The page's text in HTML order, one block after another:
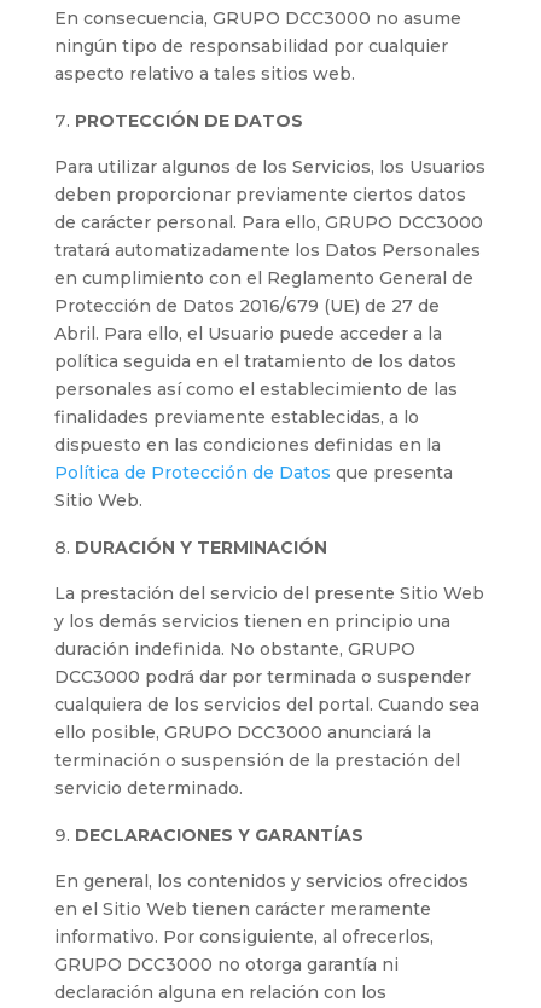
En consecuencia, GRUPO DCC3000 no asume
ningún tipo de responsabilidad por cualquier
aspecto relativo a tales sitios web.
PROTECCIÓN DE DATOS
Para utilizar algunos de los Servicios, los Usuarios
deben proporcionar previamente ciertos datos
de carácter personal. Para ello, GRUPO DCC3000
tratará automatizadamente los Datos Personales
en cumplimiento con el Reglamento General de
Protección de Datos 2016/679 (UE) de 27 de
Abril. Para ello, el Usuario puede acceder a la
política seguida en el tratamiento de los datos
personales así como el establecimiento de las
finalidades previamente establecidas, a lo
dispuesto en las condiciones definidas en la
Política de Protección de Datos que presenta
Sitio Web.
DURACIÓN Y TERMINACIÓN
La prestación del servicio del presente Sitio Web
y los demás servicios tienen en principio una
duración indefinida. No obstante, GRUPO
DCC3000 podrá dar por terminada o suspender
cualquiera de los servicios del portal. Cuando sea
ello posible, GRUPO DCC3000 anunciará la
terminación o suspensión de la prestación del
servicio determinado.
DECLARACIONES Y GARANTÍAS
En general, los contenidos y servicios ofrecidos
en el Sitio Web tienen carácter meramente
informativo. Por consiguiente, al ofrecerlos,
GRUPO DCC3000 no otorga garantía ni
declaración alguna en relación con los